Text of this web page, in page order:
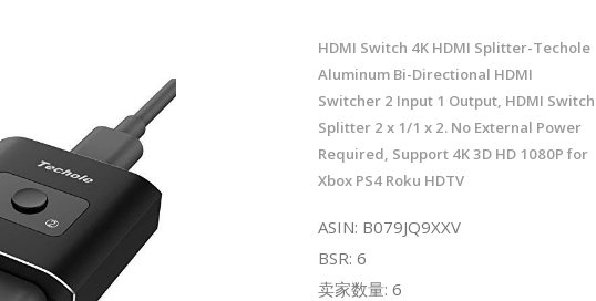
HDMI Switch 4K HDMI Splitter-Techole
Aluminum Bi-Directional HDMI
Switcher 2 Input 1 Output, HDMI Switch
Splitter 2 x 1/1 x 2. No External Power
Required, Support 4K 3D HD 1080P for
Xbox PS4 Roku HDTV
ASIN: B079JQ9XXV
BSR: 6
卖家数量: 6